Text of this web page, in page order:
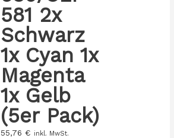
581 2x
Schwarz
1x Cyan 1x
Magenta
1x Gelb
(5er Pack)
55,76 € inkl. MwSt.